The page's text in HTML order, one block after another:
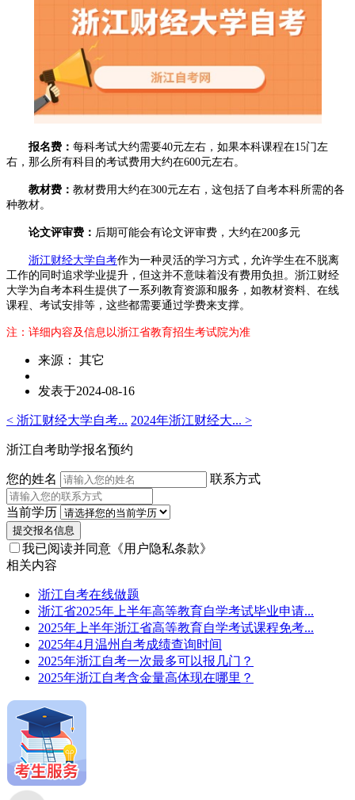
报名费：‌ 每科考试大约需要40元左右，‌如果本科课程在15门左
右，‌那么所有科目的考试费用大约在600元左右。‌
教材费：‌ 教材费用大约在300元左右，‌这包括了自考本科所需的各
种教材。‌
论文评审费：‌ 后期可能会有论文评审费，‌大约在200多元
浙江财经大学自考作为一种灵活的学习方式，允许学生在不脱离
工作的同时追求学业提升，但这并不意味着没有费用负担。浙江财经
大学为自考本科生提供了一系列教育资源和服务，如教材资料、在线
课程、考试安排等，这些都需要通过学费来支撑。
注：详细内容及信息以浙江省教育招生考试院为准
来源： 其它
发表于2024-08-16
< 浙江财经大学自考... 2024年浙江财经大... >
浙江自考助学报名预约
您的姓名 联系方式
当前学历
提交报名信息
我已阅读并同意 《用户隐私条款》
相关内容
浙江自考在线做题
浙江省2025年上半年高等教育自学考试毕业申请...
2025年上半年浙江省高等教育自学考试课程免考...
2025年4月温州自考成绩查询时间
2025年浙江自考一次最多可以报几门？
2025年浙江自考含金量高体现在哪里？